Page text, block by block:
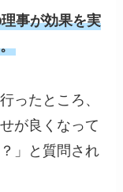
事が効果を実
ったところ、
が良くなって
」と質問され